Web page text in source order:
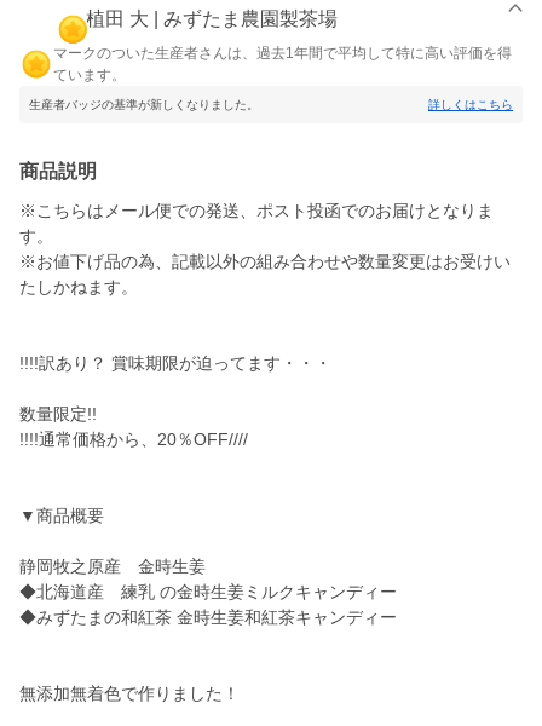
植田 大 | みずたま農園製茶場
マークのついた生産者さんは、過去1年間で平均して特に高い評価を得
ています。
生産者バッジの基準が新しくなりました。 詳しくはこちら
商品説明
※こちらはメール便での発送、ポスト投函でのお届けとなりま
す。
※お値下げ品の為、記載以外の組み合わせや数量変更はお受けい
たしかねます。
!!!!訳あり？ 賞味期限が迫ってます・・・
数量限定!!
!!!!通常価格から、20％OFF////
▼商品概要
静岡牧之原産 金時生姜
◆北海道産 練乳 の金時生姜ミルクキャンディー
◆みずたまの和紅茶 金時生姜和紅茶キャンディー
無添加無着色で作りました！